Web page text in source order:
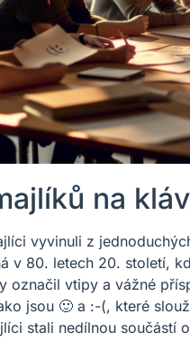
na
vyvinuli z
v 80. letech 20. století,
označil vtipy a vážné
jsou 🙂 a :-(, které
stali nedílnou součástí